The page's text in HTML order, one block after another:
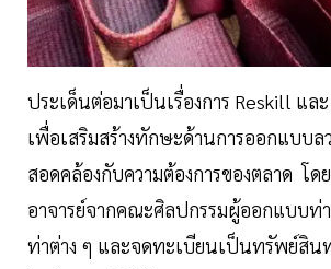
ประเด็นต่อมาเป็นเรื่องการ Reskill แล
เพื่อเสริมสร้างทักษะด้านการออกแบบล
สอดคล้องกับความต้องการของตลาด โ
อาจารย์จากคณะศิลปกรรมผู้ออกแบบท่า
ท่าต่าง ๆ และจดทะเบียนเป็นทรัพย์สิ